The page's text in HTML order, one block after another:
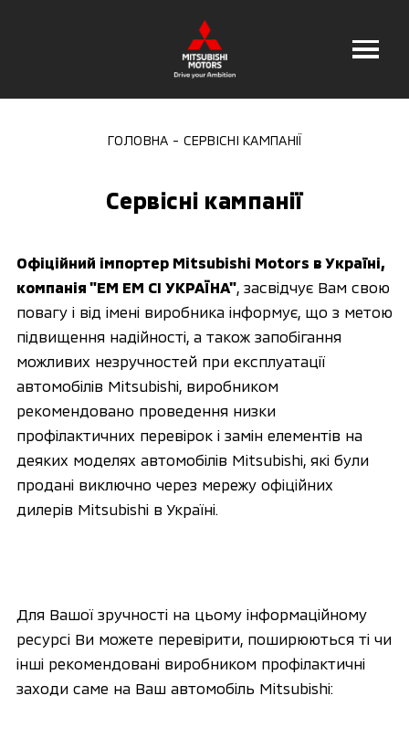
ГОЛОВНА СЕРВІСНІ КАМПАНІЇ
Сервісні кампанії
Офіційний імпортер Mitsubishi Motors в Україні,
компанія "ЕМ ЕМ СІ УКРАЇНА", засвідчує Вам свою
повагу і від імені виробника інформує, що з метою
підвищення надійності, а також запобігання
можливих незручностей при експлуатації
автомобілів Mitsubishi, виробником
рекомендовано проведення низки
профілактичних перевірок і замін елементів на
деяких моделях автомобілів Mitsubishi, які були
продані виключно через мережу офіційних
дилерів Mitsubishi в Україні.
Для Вашої зручності на цьому інформаційному
ресурсі Ви можете перевірити, поширюються ті чи
інші рекомендовані виробником профілактичні
заходи саме на Ваш автомобіль Mitsubishi: